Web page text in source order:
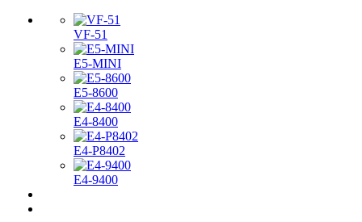
VF-51
E5-MINI
Е5-8600
E4-8400
Е4-P8402
Е4-9400